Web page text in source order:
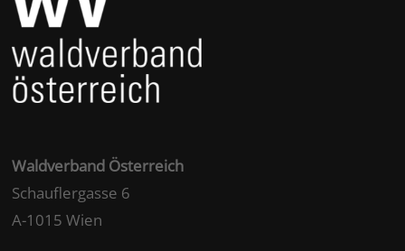
Waldverband Österreich
Schauflergasse 6
A-1015 Wien